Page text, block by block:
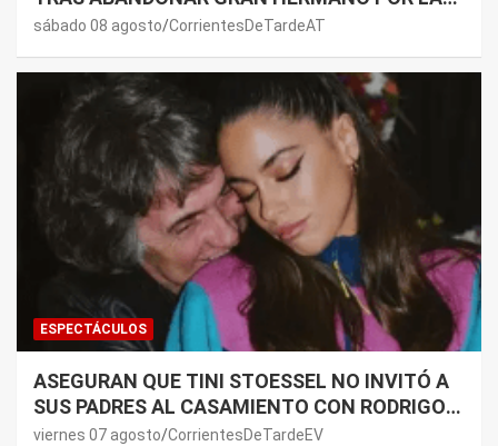
SALUD DE SU MAMÁ.
sábado 08 agosto CorrientesDeTardeAT
ESPECTÁCULOS
ASEGURAN QUE TINI STOESSEL NO INVITÓ A
SUS PADRES AL CASAMIENTO CON RODRIGO
DE PAUL: LOS MOTIVOS
viernes 07 agosto CorrientesDeTardeEV